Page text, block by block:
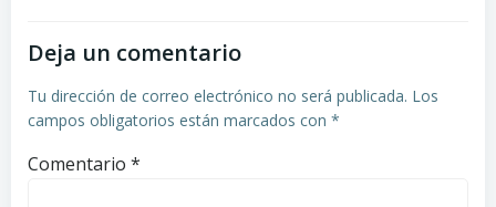
Deja un comentario
Tu dirección de correo electrónico no será publicada. Los
campos obligatorios están marcados con *
Comentario *